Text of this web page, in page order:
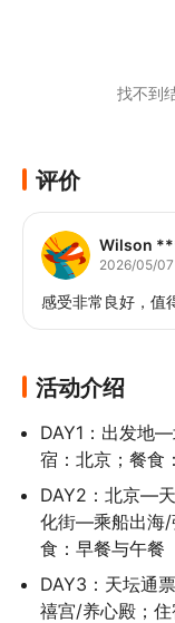
《现代地标
近赏鸟巢和
感受不一样的
找不到
评价
Wilson
2026/05/07
感受非常良好，值
活动介绍
DAY1：出发地
宿：北京；餐食
DAY2：北京—
化街—乘船出海/
食：早餐与午餐
DAY3：天坛通
禧宫/养心殿；